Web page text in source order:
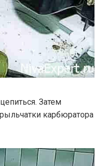
Затем
карбюратора